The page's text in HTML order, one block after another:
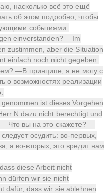
насколько всё это ещё
об этом подробно, чтобы
событиями.
einverstanden? —Im
zustimmen, aber die Situation
einfach noch nicht gegeben.
—В принципе, я не могу с
о возможностях реализации
ist dieses Vorgehen
N dazu nicht berechtigt und
вы на это скажете? —
осудить: во-первых,
а во-вторых, это вредит нам
diese Arbeit nicht
dürfen wir sie nicht
dafür, dass wir sie ablehnen